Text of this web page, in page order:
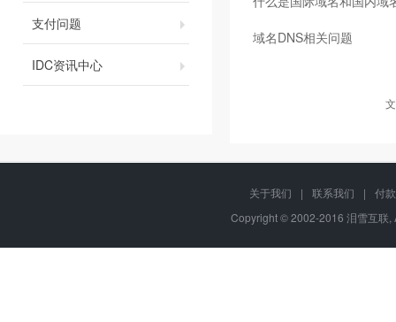
支付问题
IDC资讯中心
域名DNS相关问题
关于我们 | 联系我们 |
付
Copyright © 2002-2016 泪雪互